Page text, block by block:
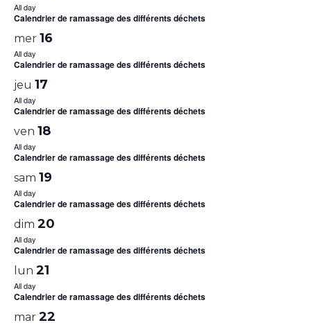
All day
Calendrier de ramassage des différents déchets
mer 16
All day
Calendrier de ramassage des différents déchets
jeu 17
All day
Calendrier de ramassage des différents déchets
ven 18
All day
Calendrier de ramassage des différents déchets
sam 19
All day
Calendrier de ramassage des différents déchets
dim 20
All day
Calendrier de ramassage des différents déchets
lun 21
All day
Calendrier de ramassage des différents déchets
mar 22